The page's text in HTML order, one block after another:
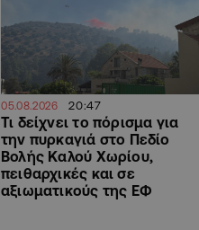
05.08.2026 20:47
Τι δείχνει το πόρισμα για
την πυρκαγιά στο Πεδίο
Βολής Καλού Χωρίου,
πειθαρχικές και σε
αξιωματικούς της ΕΦ